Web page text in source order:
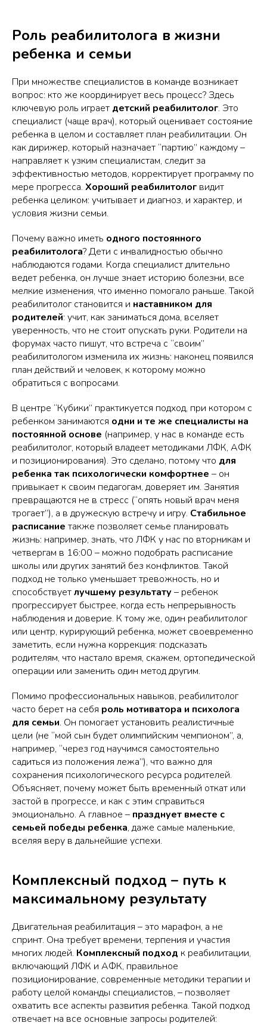
Роль реабилитолога в жизни
ребенка и семьи
При множестве специалистов в команде возникает
вопрос: кто же координирует весь процесс? Здесь
ключевую роль играет детский реабилитолог. Это
специалист (чаще врач), который оценивает состояние
ребенка в целом и составляет план реабилитации. Он
как дирижер, который назначает “партию” каждому –
направляет к узким специалистам, следит за
эффективностью методов, корректирует программу по
мере прогресса. Хороший реабилитолог видит
ребенка целиком: учитывает и диагноз, и характер, и
условия жизни семьи.
Почему важно иметь одного постоянного
реабилитолога? Дети с инвалидностью обычно
наблюдаются годами. Когда специалист длительно
ведет ребенка, он лучше знает историю болезни, все
мелкие изменения, что именно помогало раньше. Такой
реабилитолог становится и наставником для
родителей: учит, как заниматься дома, вселяет
уверенность, что не стоит опускать руки. Родители на
форумах часто пишут, что встреча с “своим”
реабилитологом изменила их жизнь: наконец появился
план действий и человек, к которому можно
обратиться с вопросами.
В центре “Кубики” практикуется подход, при котором с
ребенком занимаются одни и те же специалисты на
постоянной основе (например, у нас в команде есть
реабилитолог, который владеет методиками ЛФК, АФК
и позиционирования). Это сделано, потому что для
ребенка так психологически комфортнее – он
привыкает к своим педагогам, доверяет им. Занятия
превращаются не в стресс (“опять новый врач меня
трогает”), а в дружескую встречу и игру. Стабильное
расписание также позволяет семье планировать
жизнь: например, знать, что ЛФК у нас по вторникам и
четвергам в 16:00 – можно подобрать расписание
школы или других занятий без конфликтов. Такой
подход не только уменьшает тревожность, но и
способствуетлучшему результату– ребенок
прогрессирует быстрее, когда есть непрерывность
наблюдения и доверие. К тому же, один реабилитолог
или центр, курирующий ребенка, может своевременно
заметить, если нужна коррекция: подсказать
родителям, что настало время, скажем, ортопедической
операции или заменить один метод другим.
Помимо профессиональных навыков, реабилитолог
часто берет на себя роль мотиватора и психолога
для семьи. Он помогает установить реалистичные
цели (не “мой сын будет олимпийским чемпионом”, а,
например, “через год научимся самостоятельно
садиться из положения лежа”), что важно для
сохранения психологического ресурса родителей.
Объясняет, почему может быть временный откат или
застой в прогрессе, и как с этим справиться
эмоционально. А главное – празднует вместе с
семьей победы ребенка, даже самые маленькие,
вселяя веру в дальнейшие успехи.
Комплексный подход – путь к
максимальному результату
Двигательная реабилитация – это марафон, а не
спринт. Она требует времени, терпения и участия
многих людей. Комплексный подход к реабилитации,
включающий ЛФК и АФК, правильное
позиционирование, современные методики терапии и
работу целой команды специалистов, – позволяет
охватить все аспекты развития ребенка. Такой подход
отвечает на все основные запросы родителей: